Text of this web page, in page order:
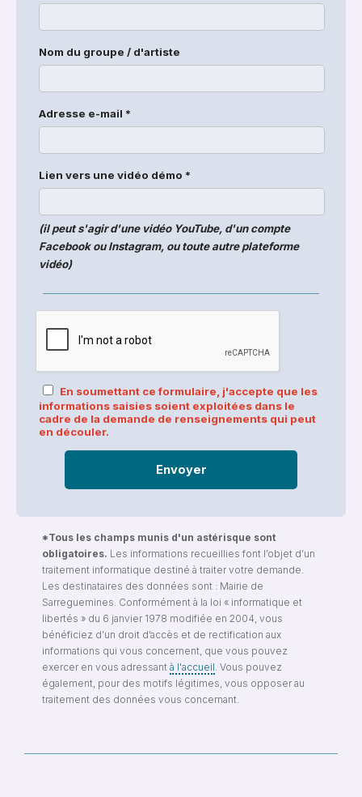
Nom du groupe / d'artiste
Adresse e-mail *
Lien vers une vidéo démo *
(il peut s'agir d'une vidéo YouTube, d'un compte
Facebook ou Instagram, ou toute autre plateforme
vidéo)
En soumettant ce formulaire, j'accepte que les
informations saisies soient exploitées dans le
cadre de la demande de renseignements qui peut
en découler.
*Tous les champs munis d'un astérisque sont
obligatoires. Les informations recueillies font l’objet d’un
traitement informatique destiné à traiter votre demande.
Les destinataires des données sont : Mairie de
Sarreguemines. Conformément à la loi « informatique et
libertés » du 6 janvier 1978 modifiée en 2004, vous
bénéficiez d’un droit d’accès et de rectification aux
informations qui vous concernent, que vous pouvez
exercer en vous adressant à l'accueil. Vous pouvez
également, pour des motifs légitimes, vous opposer au
traitement des données vous concernant.